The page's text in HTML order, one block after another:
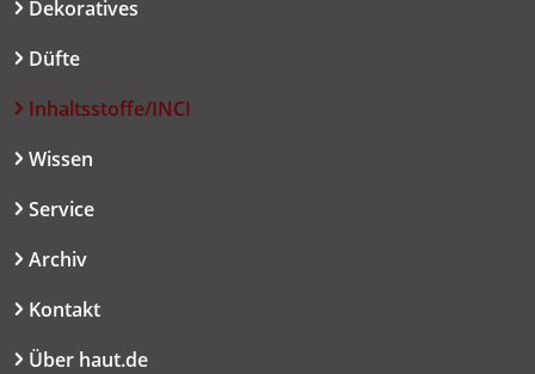
Dekoratives
Düfte
Inhaltsstoffe/INCI
Wissen
Service
Archiv
Kontakt
Über haut.de